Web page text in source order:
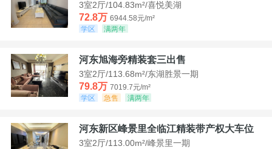
3室2厅/104.83m²/喜悦美湖
72.8万 6944.58元/m²
学区
满两年
河东旭海旁精装套三出售
3室2厅/113.68m²/东湖胜景一期
79.8万 7019.7元/m²
学区
急售 满两年
河东新区峰景里全临江精装带产权大车位
3室2厅/113.00m²/峰景里一期